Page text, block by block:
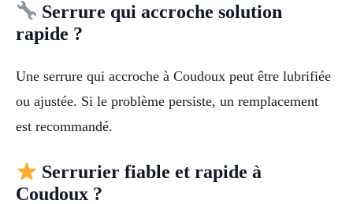
Serrure qui accroche solution
rapide ?
Une serrure qui accroche à Coudoux peut être lubrifiée
ou ajustée. Si le problème persiste, un remplacement
est recommandé.
Serrurier fiable et rapide à
Coudoux ?